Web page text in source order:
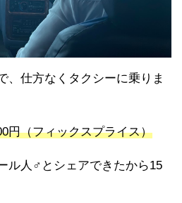
、仕方なくタクシーに乗りま
円（フィックスプライス）
ル人♂とシェアできたから15